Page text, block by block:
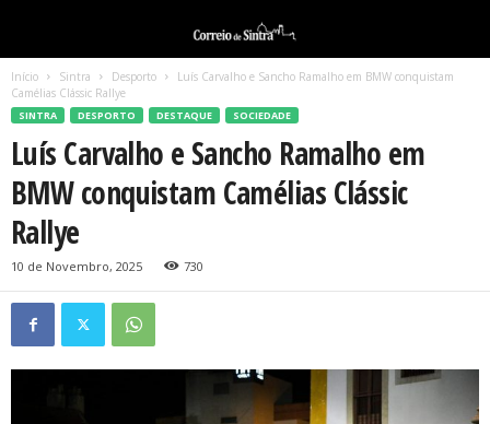
Início Sintra Desporto
Luís Carvalho e Sancho Ramalho em BMW conquistam
Camélias Clássic Rallye
SINTRA DESPORTO DESTAQUE SOCIEDADE
Luís Carvalho e Sancho Ramalho em
BMW conquistam Camélias Clássic
Rallye
10 de Novembro, 2025 730